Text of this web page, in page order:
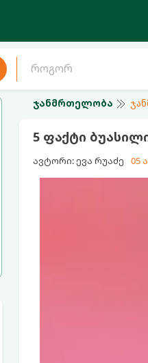
ჯანმრთელობა
5 ფაქტი
ავტორი: ევა რუაძე 05